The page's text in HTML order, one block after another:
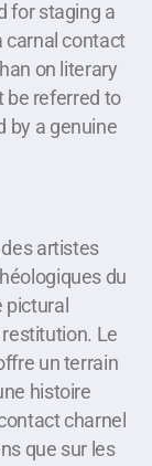
for staging a
carnal contact
on literary
be referred to
by a genuine
artistes
du
restitution. Le
un terrain
histoire
charnel
que sur les